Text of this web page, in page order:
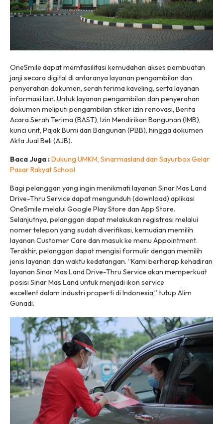
OneSmile dapat memfasilitasi kemudahan akses pembuatan
janji secara digital di antaranya layanan pengambilan dan
penyerahan dokumen, serah terima kaveling, serta layanan
informasi lain. Untuk layanan pengambilan dan penyerahan
dokumen meliputi pengambilan stiker izin renovasi, Berita
Acara Serah Terima (BAST), Izin Mendirikan Bangunan (IMB),
kunci unit, Pajak Bumi dan Bangunan (PBB), hingga dokumen
Akta Jual Beli (AJB).
Baca Juga :Dukung UMKM, Sinarmasland dan Sayurbox Gelar
Pasar Rakyat School
Bagi pelanggan yang ingin menikmati layanan Sinar Mas Land
Drive-Thru Service dapat mengunduh (download) aplikasi
OneSmile melalui Google Play Store dan App Store.
Selanjutnya, pelanggan dapat melakukan registrasi melalui
nomer telepon yang sudah diverifikasi, kemudian memilih
layanan Customer Care dan masuk ke menu Appointment.
Terakhir, pelanggan dapat mengisi formulir dengan memilih
jenis layanan dan waktu kedatangan. “Kami berharap kehadiran
layanan Sinar Mas Land Drive-Thru Service akan memperkuat
posisi Sinar Mas Land untuk menjadi ikon service
excellentdalam industri properti di Indonesia,” tutup Alim
Gunadi.